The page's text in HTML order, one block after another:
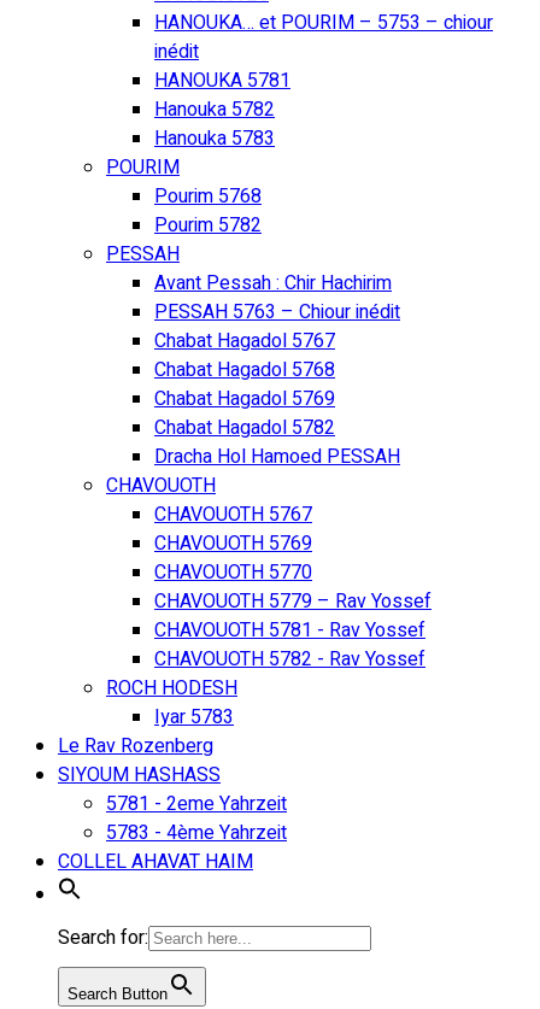
HANOUKA… et POURIM – 5753 – chiour
inédit
HANOUKA 5781
Hanouka 5782
Hanouka 5783
POURIM
Pourim 5768
Pourim 5782
PESSAH
Avant Pessah : Chir Hachirim
PESSAH 5763 – Chiour inédit
Chabat Hagadol 5767
Chabat Hagadol 5768
Chabat Hagadol 5769
Chabat Hagadol 5782
Dracha Hol Hamoed PESSAH
CHAVOUOTH
CHAVOUOTH 5767
CHAVOUOTH 5769
CHAVOUOTH 5770
CHAVOUOTH 5779 – Rav Yossef
CHAVOUOTH 5781 - Rav Yossef
CHAVOUOTH 5782 - Rav Yossef
ROCH HODESH
Iyar 5783
Le Rav Rozenberg
SIYOUM HASHASS
5781 - 2eme Yahrzeit
5783 - 4ème Yahrzeit
COLLEL AHAVAT HAIM
Search for:
Search Button